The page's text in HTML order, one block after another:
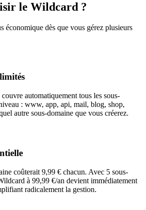
le Wildcard ?
économique dès que vous gérez plusieurs
automatiquement tous les sous-
: www, app, api, mail, blog, shop,
autre sous-domaine que vous créerez.
coûterait 9,99 € chacun. Avec 5 sous-
à 99,99 €/an devient immédiatement
radicalement la gestion.